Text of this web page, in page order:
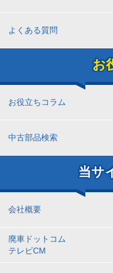
よくある質問
お
お役立ちコラム
中古部品検索
当サ
会社概要
廃車ドットコム
テレビCM